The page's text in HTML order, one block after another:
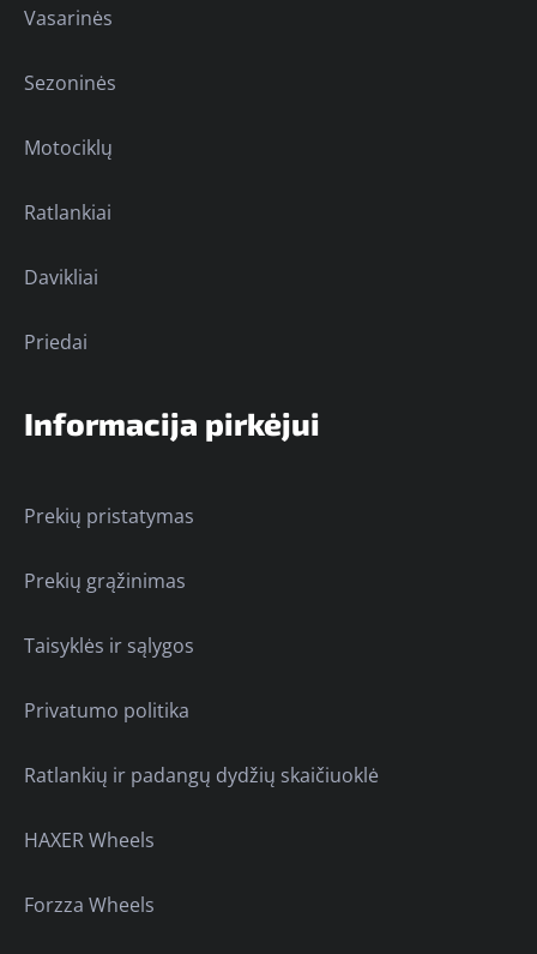
Vasarinės
Sezoninės
Motociklų
Ratlankiai
Davikliai
Priedai
Informacija pirkėjui
Prekių pristatymas
Prekių grąžinimas
Taisyklės ir sąlygos
Privatumo politika
Ratlankių ir padangų dydžių skaičiuoklė
HAXER Wheels
Forzza Wheels